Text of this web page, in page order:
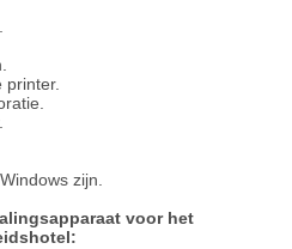
printer.
zijn.
voor het